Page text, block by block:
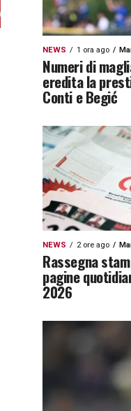
NEWS 1 ora ago
Numeri di
eredita la
Conti e Begić
NEWS 2 ore ago
Rassegna
pagine
2026